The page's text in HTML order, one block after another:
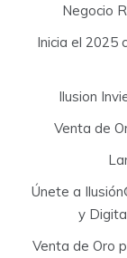
Negocio
Inicia el 2025
Ilusion
Venta de
Únete a
y
Venta de Oro